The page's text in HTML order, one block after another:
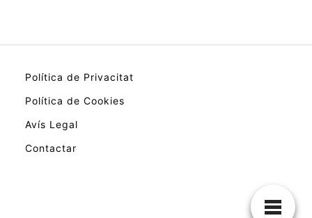
Política de Privacitat
Política de Cookies
Avís Legal
Contactar